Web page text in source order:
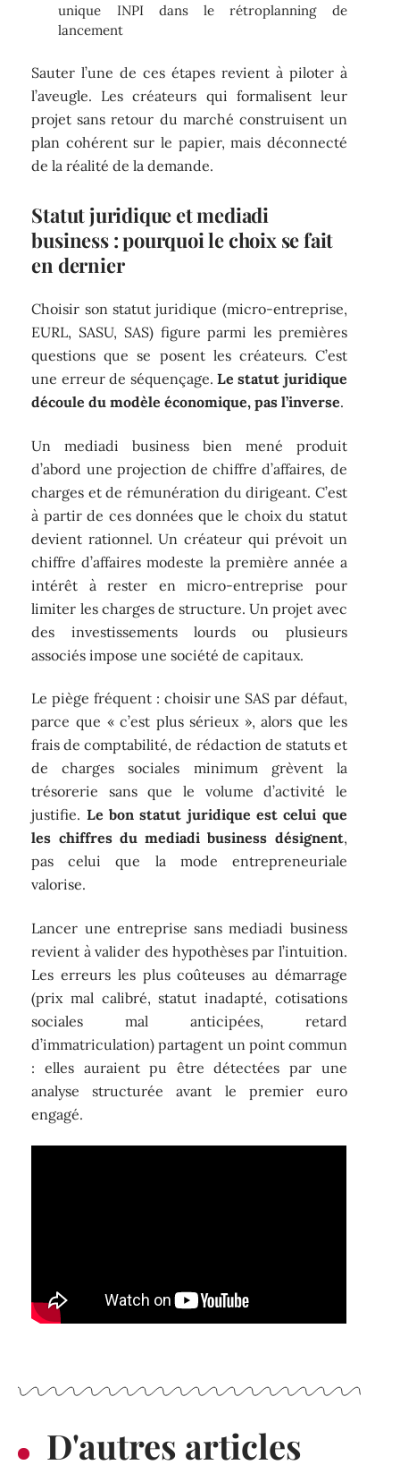
unique INPI dans le rétroplanning de
lancement
Sauter l’une de ces étapes revient à piloter à
l’aveugle. Les créateurs qui formalisent leur
projet sans retour du marché construisent un
plan cohérent sur le papier, mais déconnecté
de la réalité de la demande.
Statut juridique et mediadi
business : pourquoi le choix se fait
en dernier
Choisir son statut juridique (micro-entreprise,
EURL, SASU, SAS) figure parmi les premières
questions que se posent les créateurs. C’est
une erreur de séquençage. Le statut juridique
découle du modèle économique, pas l’inverse.
Un mediadi business bien mené produit
d’abord une projection de chiffre d’affaires, de
charges et de rémunération du dirigeant. C’est
à partir de ces données que le choix du statut
devient rationnel. Un créateur qui prévoit un
chiffre d’affaires modeste la première année a
intérêt à rester en micro-entreprise pour
limiter les charges de structure. Un projet avec
des investissements lourds ou plusieurs
associés impose une société de capitaux.
Le piège fréquent : choisir une SAS par défaut,
parce que « c’est plus sérieux », alors que les
frais de comptabilité, de rédaction de statuts et
de charges sociales minimum grèvent la
trésorerie sans que le volume d’activité le
justifie. Le bon statut juridique est celui que
les chiffres du mediadi business désignent,
pas celui que la mode entrepreneuriale
valorise.
Lancer une entreprise sans mediadi business
revient à valider des hypothèses par l’intuition.
Les erreurs les plus coûteuses au démarrage
(prix mal calibré, statut inadapté, cotisations
sociales mal anticipées, retard
d’immatriculation) partagent un point commun
: elles auraient pu être détectées par une
analyse structurée avant le premier euro
engagé.
D'autres articles